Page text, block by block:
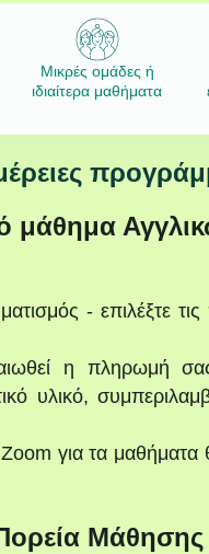
Μικρές ομάδες ή
ιδιαίτερα μαθήματα
μάθημα
- επιλέξτε
η πληρωμή
υλικό,
για τα
Μάθησης